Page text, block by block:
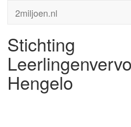
2miljoen.nl
Stichting
Hengelo